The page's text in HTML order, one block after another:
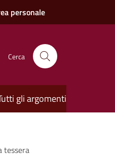
personale
Cerca
gli argomenti
tessera